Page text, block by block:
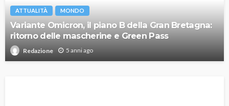
ATTUALITÀ MONDO
Variante Omicron, il piano B della Gran Bretagna:
ritorno delle mascherine e Green Pass
Redazione 5 anni ago